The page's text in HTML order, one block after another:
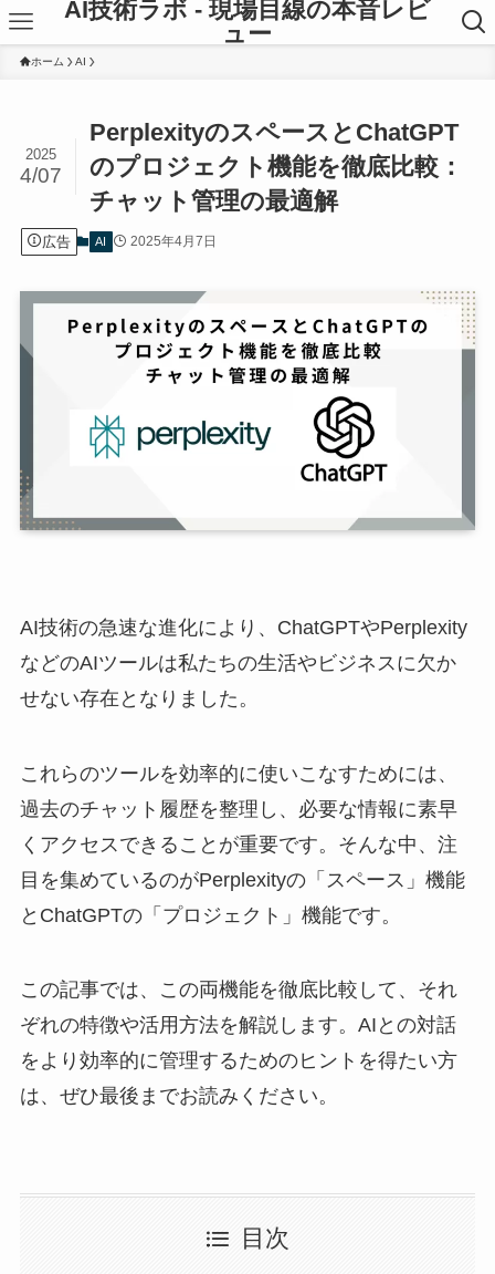
AI技術ラボ - 現場目線の本音レビ
ュー
ホーム AI
PerplexityのスペースとChatGPT
のプロジェクト機能を徹底比較：
チャット管理の最適解
2025
4/07
広告 AI 2025年4月7日
AI技術の急速な進化により、ChatGPTやPerplexity
などのAIツールは私たちの生活やビジネスに欠か
せない存在となりました。
これらのツールを効率的に使いこなすためには、
過去のチャット履歴を整理し、必要な情報に素早
くアクセスできることが重要です。そんな中、注
目を集めているのがPerplexityの「スペース」機能
とChatGPTの「プロジェクト」機能です。
この記事では、この両機能を徹底比較して、それ
ぞれの特徴や活用方法を解説します。AIとの対話
をより効率的に管理するためのヒントを得たい方
は、ぜひ最後までお読みください。
目次